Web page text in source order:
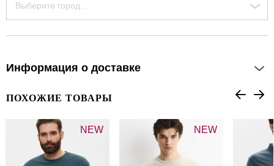
Выберите город...
Информация о доставке
ПОХОЖИЕ ТОВАРЫ
NEW NEW